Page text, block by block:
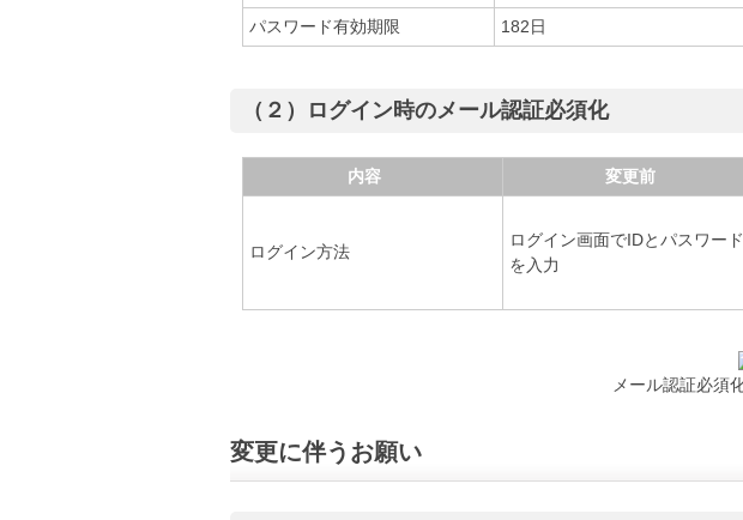
パスワード有効期限 182日
（２）ログイン時のメール認証必須化
内容 変更前
ログイン方法
ログイン画面でIDとパスワード
を入力
メール認証必須
変更に伴うお願い